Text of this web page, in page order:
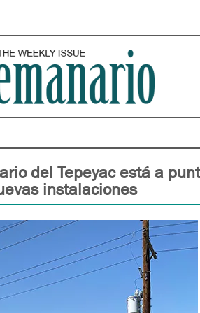
del Tepeyac está a
instalaciones